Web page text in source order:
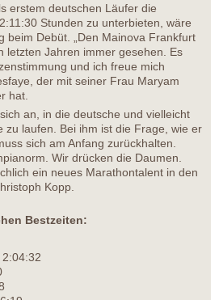
erstem deutschen Läufer die
Stunden zu unterbieten, wäre
beim Debüt. „Den Mainova Frankfurt
letzten Jahren immer gesehen. Es
und ich freue mich
der mit seiner Frau Maryam
hat.
sich an, in die deutsche und vielleicht
zu laufen. Bei ihm ist die Frage, wie er
sich am Anfang zurückhalten.
Wir drücken die Daumen.
ein neues Marathontalent in den
Kopp.
Bestzeiten: